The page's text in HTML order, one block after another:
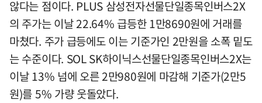
않다는 점이다. PLUS 삼성전자선물단일종목인버스2X
의 주가는 이날 22.64% 급등한 1만8690원에 거래를
마쳤다. 주가 급등에도 이는 기준가인 2만원을 소폭 밑도
는 수준이다. SOL SK하이닉스선물단일종목인버스2X는
이날 13% 넘에 오른 2만980원에 마감해 기준가(2만5
원)를 5% 가량 웃돌았다.